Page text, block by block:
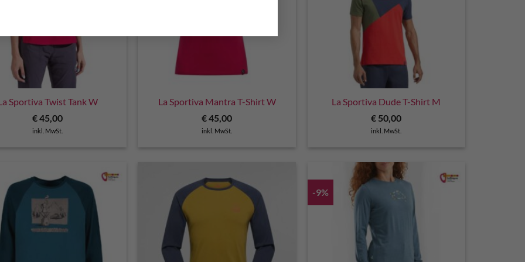
Sportiva Twist Tank W
€45,00
inkl. MwSt.
La Sportiva Mantra T-Shirt W
€45,00
inkl. MwSt.
La Sportiva Dude T-Shirt M
€ 50,00
inkl. MwSt.
-9%